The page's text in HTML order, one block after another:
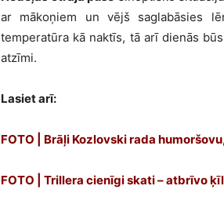
ar mākoņiem un vējš saglabāsies
temperatūra kā naktīs, tā arī dienās
atzīmi.
Lasiet arī:
FOTO | Brāļi Kozlovski rada
FOTO | Trillera cienīgi skati – atbrīvo